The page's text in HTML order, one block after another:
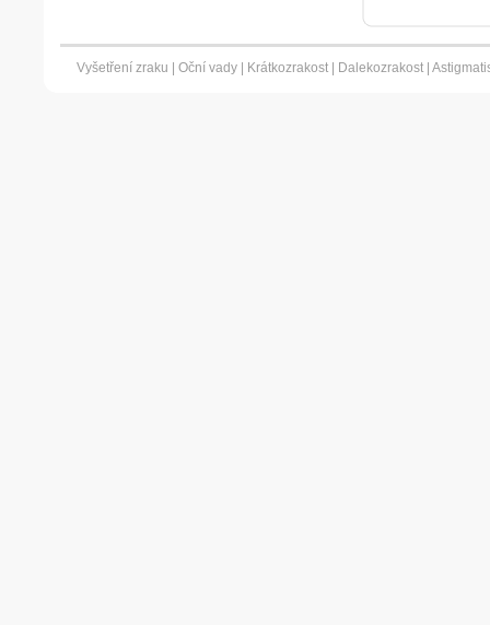
Vyšetření zraku Oční vady Krátkozrakost Dalekozrakost